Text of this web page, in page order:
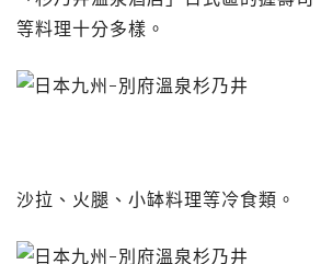
等料理十分多樣。
沙拉、火腿、小缽料理等冷食類。